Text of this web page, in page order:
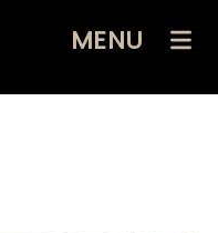
MENU